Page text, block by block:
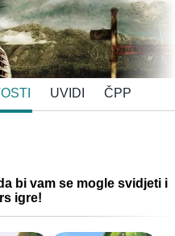
UVIDI ČPP
bi vam se mogle svidjeti i
igre!